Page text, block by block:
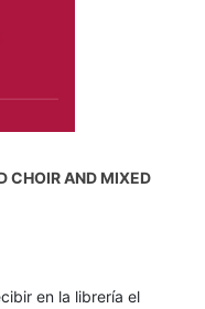
CHOIR AND MIXED
en la librería el